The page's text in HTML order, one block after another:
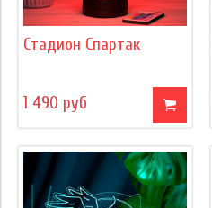
Стадион Спартак
1 490 руб